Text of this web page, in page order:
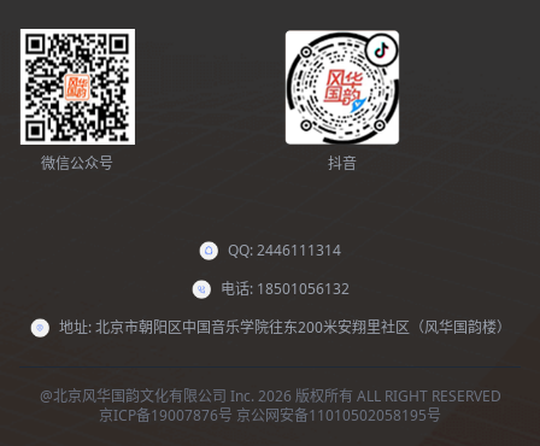
微信公众号 抖音
QQ: 2446111314
电话: 18501056132
地址: 北京市朝阳区中国音乐学院往东200米安翔里社区（风华国韵楼）
@北京风华国韵文化有限公司 Inc. 2026 版权所有 ALL RIGHT RESERVED
京ICP备19007876号 京公网安备11010502058195号